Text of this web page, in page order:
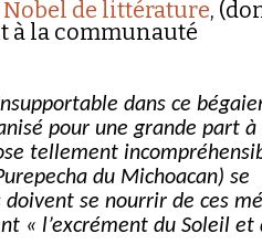
de littérature,
à la communauté
dans ce
pour une grande part à
tellement
du Michoacan) se
se nourrir de ces
« l’excrément du Soleil et